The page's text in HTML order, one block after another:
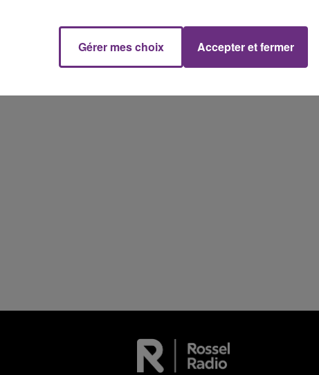
16h00 - 20h00
Le Week-end Champagne FM
Gérer mes choix Accepter et fermer